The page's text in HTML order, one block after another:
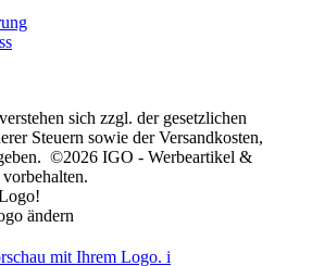
sich zzgl. der gesetzlichen
Steuern sowie der Versandkosten,
©2026 IGO - Werbeartikel &
ändern
mit Ihrem Logo. i